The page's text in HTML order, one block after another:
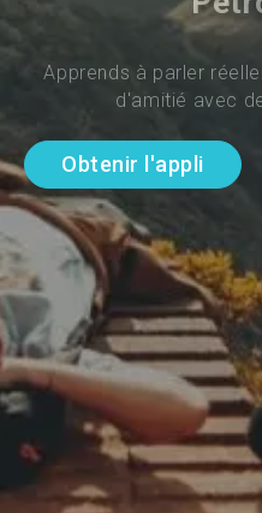
Apprends à parler
d'amitié avec
Obtenir l'appli